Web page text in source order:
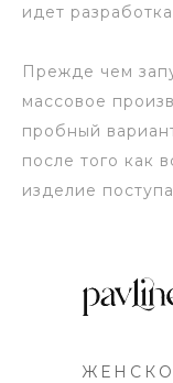
идет
Прежде чем
массовое
пробный
после того как
изделие